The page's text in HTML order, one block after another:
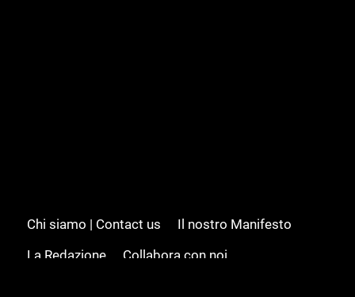
Chi siamo | Contact us
Il nostro Manifesto
La Redazione
Collabora con noi